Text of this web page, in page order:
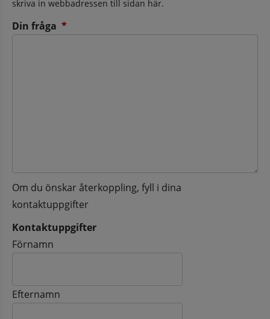
skriva in webbadressen till sidan här.
Din fråga *
Om du önskar återkoppling, fyll i dina
kontaktuppgifter
Kontaktuppgifter
Kontaktuppgifter
Förnamn
Efternamn